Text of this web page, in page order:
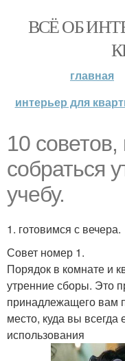
ВСЁ ОБ
главная
интерьер для
10
собраться
учебу.
1. готовимся с вечера.
Совет номер 1.
Порядок в комнате и
утренние сборы. Это
принадлежащего вам
место, куда вы всегда
использования